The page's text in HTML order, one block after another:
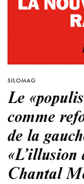
SILOMAG
Le
comme
de la
«L’illusion
Chantal